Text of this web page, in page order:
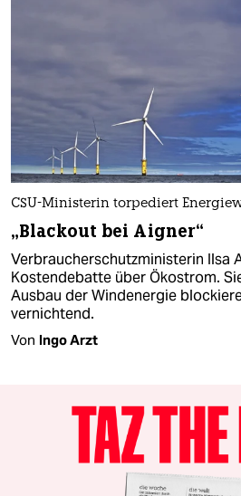
CSU-Ministerin torpediert
„Blackout bei Aigner“
Verbraucherschutzministerin Ilsa
Kostendebatte über Ökostrom.
Ausbau der Windenergie
vernichtend.
Von Ingo Arzt